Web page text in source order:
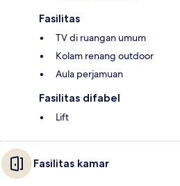
Fasilitas
TV di ruangan umum
Kolam renang outdoor
Aula perjamuan
Fasilitas difabel
Lift
Fasilitas kamar